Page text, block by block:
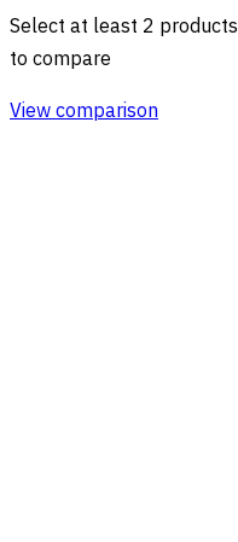
Select at least 2 products
to compare
View comparison